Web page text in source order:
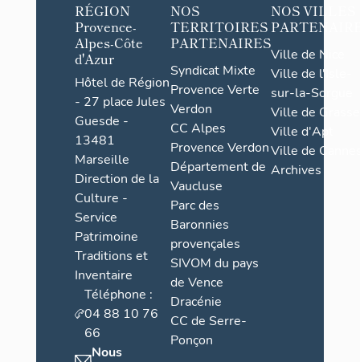
RÉGION
Provence-
Alpes-Côte
d'Azur
Hôtel de Région
- 27 place Jules
Guesde -
13481
Marseille
Direction de la
Culture -
Service
Patrimoine
Traditions et
Inventaire
Téléphone :
04 88 10 76
66
Nous
NOS
TERRITOIRES
PARTENAIRES
Syndicat Mixte
Provence Verte
Verdon
CC Alpes
Provence Verdon
Département de
Vaucluse
Parc des
Baronnies
provençales
SIVOM du pays
de Vence
Dracénie
CC de Serre-
Ponçon
NOS VILLES
Ville de Nice
Ville de l'Isle-
sur-la-Sorgue
Ville de Grasse
Ville d'Apt
Ville de
Archives